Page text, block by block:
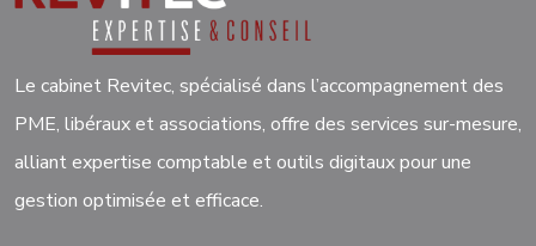
Le cabinet Revitec, spécialisé dans l’accompagnement des
PME, libéraux et associations, offre des services sur-mesure,
alliant expertise comptable et outils digitaux pour une
gestion optimisée et efficace.